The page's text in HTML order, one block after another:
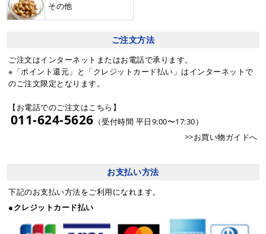
その他
ご注文方法
ご注文はインターネットまたはお電話で承ります。
※「ポイント還元」と「クレジットカード払い」はインターネットで
のご注文限定となります。
【お電話でのご注文はこちら】
011-624-5626 （受付時間 平日9:00〜17:30）
>>お買い物ガイドへ
お支払い方法
下記のお支払い方法をご利用になれます。
●クレジットカード払い